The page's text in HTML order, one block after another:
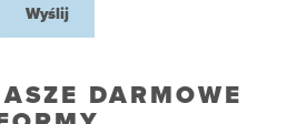
Wyślij
DARMOWE